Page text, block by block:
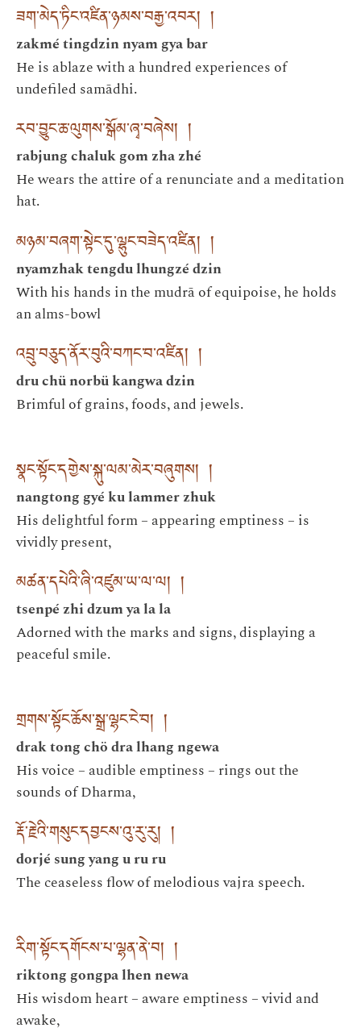
ཟག་མེད་ཏིང་འཛིན་ཉམས་བརྒྱ་འབར། །
zakmé tingdzin nyam gya bar
He is ablaze with a hundred experiences of
undefiled samādhi.
རབ་བྱུང་ཆ་ལུགས་སྒོམ་ཞྭ་བཞེས། །
rabjung chaluk gom zha zhé
He wears the attire of a renunciate and a meditation
hat.
མཉམ་བཞག་སྟེང་དུ་ལྷུང་བཟེད་འཛིན། །
nyamzhak tengdu lhungzé dzin
With his hands in the mudrā of equipoise, he holds
an alms-bowl
འབྲུ་བཅུད་ནོར་བུའི་བཀང་བ་འཛིན། །
dru chü norbü kangwa dzin
Brimful of grains, foods, and jewels.
སྣང་སྟོང་དགྱེས་སྐུ་ལམ་མེར་བཞུགས། །
nangtong gyé ku lammer zhuk
His delightful form – appearing emptiness – is
vividly present,
མཚན་དཔེའི་ཞི་འཛུམ་ཡ་ལ་ལ། །
tsenpé zhi dzum ya la la
Adorned with the marks and signs, displaying a
peaceful smile.
གྲགས་སྟོང་ཆོས་སྒྲ་ལྷང་ངེ་བ། །
drak tong chö dra lhang ngewa
His voice – audible emptiness – rings out the
sounds of Dharma,
རྡོ་རྗེའི་གསུང་དབྱངས་འུ་རུ་རུ། །
dorjé sung yang u ru ru
The ceaseless flow of melodious vajra speech.
རིག་སྟོང་དགོངས་པ་ལྷན་ནེ་བ། །
riktong gongpa lhen newa
His wisdom heart – aware emptiness – vivid and
awake,